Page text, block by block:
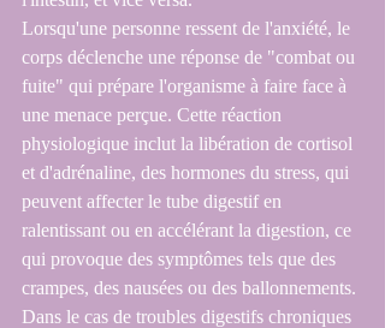
Lorsqu'une personne ressent de l'anxiété, le
corps déclenche une réponse de "combat ou
fuite" qui prépare l'organisme à faire face à
une menace perçue. Cette réaction
physiologique inclut la libération de cortisol
et d'adrénaline, des hormones du stress, qui
peuvent affecter le tube digestif en
ralentissant ou en accélérant la digestion, ce
qui provoque des symptômes tels que des
crampes, des nausées ou des ballonnements.
Dans le cas de troubles digestifs chroniques